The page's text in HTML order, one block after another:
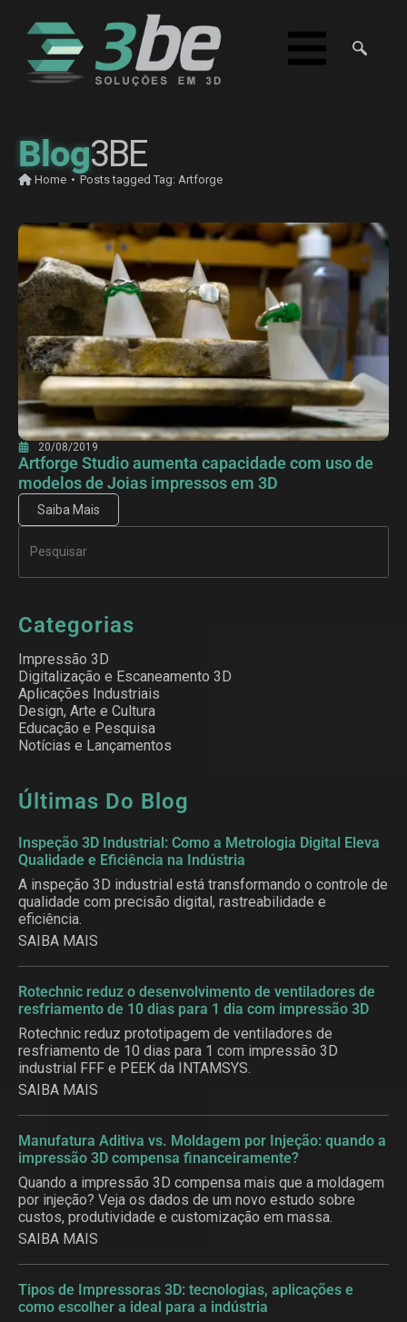
Blog3BE
Home • Posts tagged Tag: Artforge
20/08/2019
Artforge Studio aumenta capacidade com uso de
modelos de Joias impressos em 3D
Saiba Mais
Categorias
Impressão 3D
Digitalização e Escaneamento 3D
Aplicações Industriais
Design, Arte e Cultura
Educação e Pesquisa
Notícias e Lançamentos
Últimas Do Blog
Inspeção 3D Industrial: Como a Metrologia Digital Eleva
Qualidade e Eficiência na Indústria
A inspeção 3D industrial está transformando o controle de
qualidade com precisão digital, rastreabilidade e
eficiência.
SAIBA MAIS
Rotechnic reduz o desenvolvimento de ventiladores de
resfriamento de 10 dias para 1 dia com impressão 3D
Rotechnic reduz prototipagem de ventiladores de
resfriamento de 10 dias para 1 com impressão 3D
industrial FFF e PEEK da INTAMSYS.
SAIBA MAIS
Manufatura Aditiva vs. Moldagem por Injeção: quando a
impressão 3D compensa financeiramente?
Quando a impressão 3D compensa mais que a moldagem
por injeção? Veja os dados de um novo estudo sobre
custos, produtividade e customização em massa.
SAIBA MAIS
Tipos de Impressoras 3D: tecnologias, aplicações e
como escolher a ideal para a indústria